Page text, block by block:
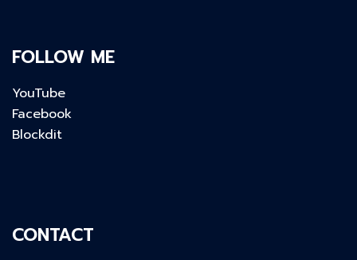
FOLLOW ME
YouTube
Facebook
Blockdit
CONTACT